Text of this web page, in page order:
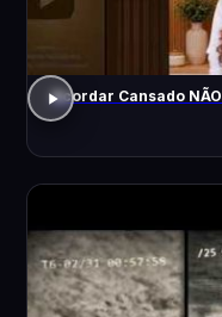
Acordar Cansado